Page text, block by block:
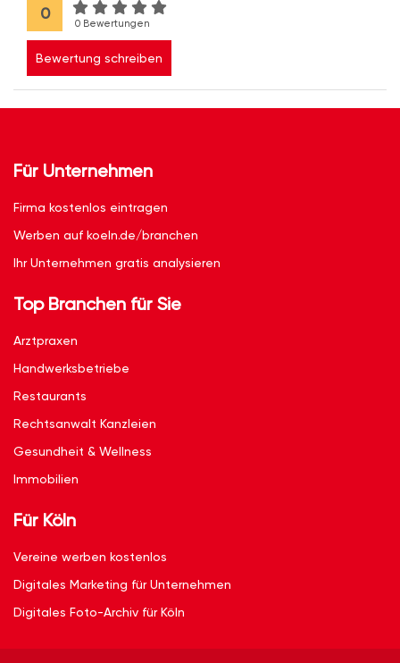
0
0 Bewertungen
Bewertung schreiben
Für Unternehmen
Firma kostenlos eintragen
Werben auf koeln.de/branchen
Ihr Unternehmen gratis analysieren
Top Branchen für Sie
Arztpraxen
Handwerksbetriebe
Restaurants
Rechtsanwalt Kanzleien
Gesundheit & Wellness
Immobilien
Für Köln
Vereine werben kostenlos
Digitales Marketing für Unternehmen
Digitales Foto-Archiv für Köln